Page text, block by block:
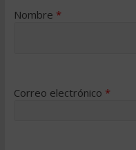
Nombre *
Correo electrónico *